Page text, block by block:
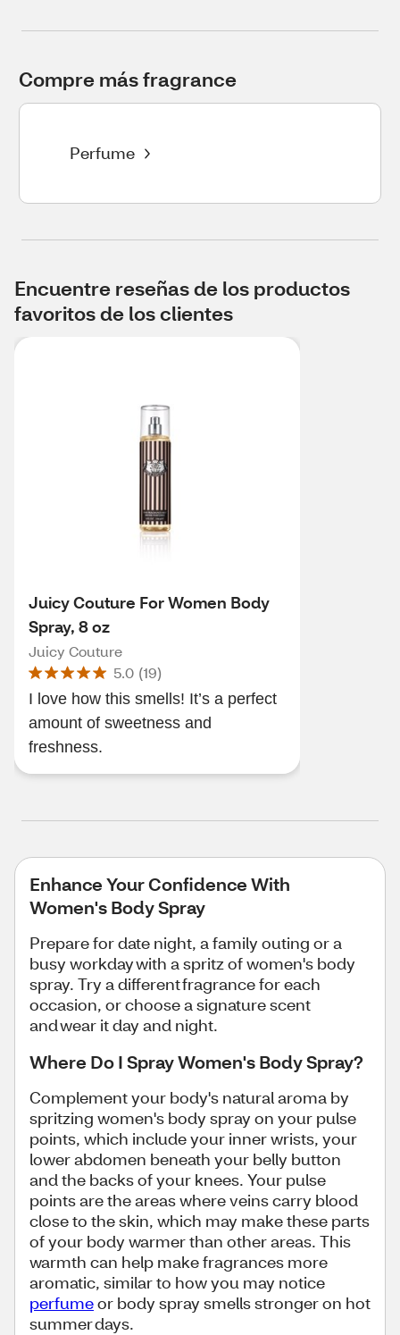
Compre más fragrance
Perfume
Encuentre reseñas de los productos
favoritos de los clientes
Juicy Couture For Women Body
Spray, 8 oz
Juicy Couture
5.0 (19)
I love how this smells! It’s a perfect
amount of sweetness and
freshness.
Enhance Your Confidence With
Women's Body Spray
Prepare for date night, a family outing or a
busy workday with a spritz of women's body
spray. Try a different fragrance for each
occasion, or choose a signature scent
and wear it day and night.
Where Do I Spray Women's Body Spray?
Complement your body's natural aroma by
spritzing women's body spray on your pulse
points, which include your inner wrists, your
lower abdomen beneath your belly button
and the backs of your knees. Your pulse
points are the areas where veins carry blood
close to the skin, which may make these parts
of your body warmer than other areas. This
warmth can help make fragrances more
aromatic, similar to how you may notice
perfumeor body spray smells stronger on hot
summer days.